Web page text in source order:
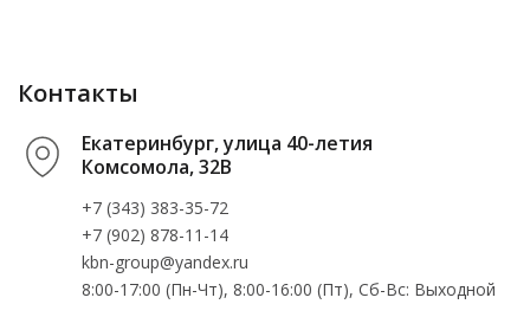
Контакты
Екатеринбург, улица 40-летия
Комсомола, 32В
+7 (343) 383-35-72
+7 (902) 878-11-14
kbn-group@yandex.ru
8:00-17:00 (Пн-Чт), 8:00-16:00 (Пт), Cб-Вс: Выходной